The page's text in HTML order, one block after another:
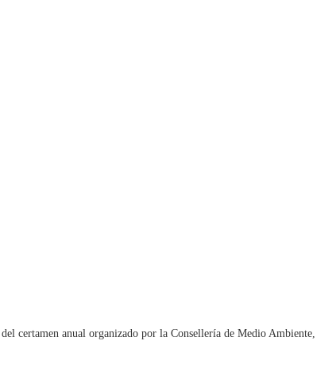
certamen anual organizado por la Consellería de Medio Ambiente,